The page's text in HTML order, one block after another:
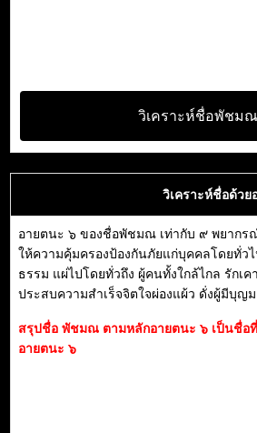
วิเคราะห์ชื่อพัชมณ
วิเคราะห์ชื่อด้วย
อายตนะ ๖ ของชื่อพัชมณ เท่ากับ ๙ พยากร
ให้ความคุ้มครองป้องกันภัยแก่บุคคลโดยทั่ว
ธรรม แผ่ไปโดยทั่วถึง ผู้คนทั้งใกล้ไกล รักเ
ประสบความสำเร็จจิตใจผ่องแผ้ว ดั่งผู้มีบุญ
สรุปชื่อ พัชมณ ตามหลักอายตนะ ๖ เป็นชื่อ
อายตนะ ๖